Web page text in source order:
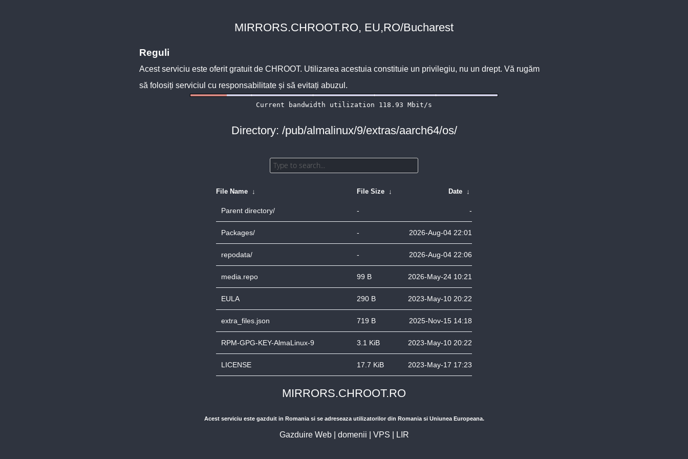
MIRRORS.CHROOT.RO, EU,RO/Bucharest
Reguli
Acest serviciu este oferit gratuit de CHROOT. Utilizarea acestuia constituie un privilegiu, nu un drept. Vă rugăm
să folosiți serviciul cu responsabilitate și să evitați abuzul.
Directory: /pub/almalinux/9/extras/aarch64/os/
File Name ↓ File Size ↓ Date ↓
Parent directory/ - -
Packages/ - 2026-Aug-04 22:01
repodata/ - 2026-Aug-04 22:06
media.repo 99 B 2026-May-24 10:21
EULA 290 B 2023-May-10 20:22
extra_files.json 719 B 2025-Nov-15 14:18
RPM-GPG-KEY-AlmaLinux-9 3.1 KiB 2023-May-10 20:22
LICENSE 17.7 KiB 2023-May-17 17:23
MIRRORS.CHROOT.RO
Acest serviciu este gazduit in Romania si se adreseaza utilizatorilor din Romania si Uniunea Europeana.
Gazduire Web| domenii VPS LIR